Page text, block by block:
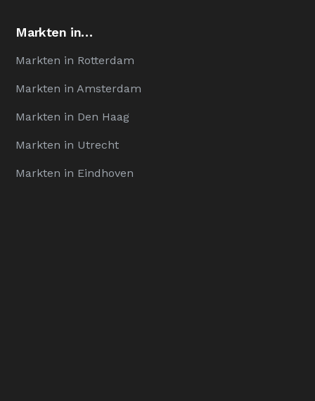
Markten in…
Markten in Rotterdam
Markten in Amsterdam
Markten in Den Haag
Markten in Utrecht
Markten in Eindhoven